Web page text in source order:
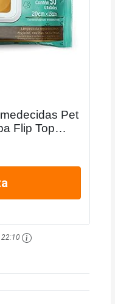
Pet
Flip Top